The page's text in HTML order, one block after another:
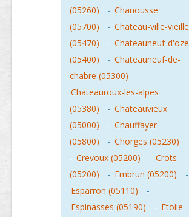
(05260)
- Chanousse
(05700)
- Chateau-ville-vieille
(05470)
- Chateauneuf-d'oze
(05400)
- Chateauneuf-de-
chabre (05300)
-
Chateauroux-les-alpes
(05380)
- Chateauvieux
(05000)
- Chauffayer
(05800)
- Chorges (05230)
- Crevoux (05200) - Crots
(05200)
- Embrun (05200)
-
Esparron (05110)
-
Espinasses (05190)
- Etoile-